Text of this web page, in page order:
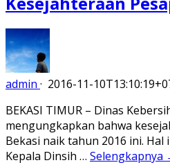
admin · 2016-11-
BEKASI TIMUR – Dinas
mengungkapkan bahwa
Bekasi naik tahun 2016 ini.
Kepala Dinsih … Selengkapnya